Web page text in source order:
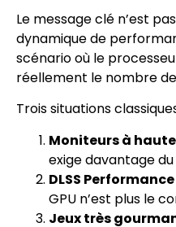
Le message clé n’est
dynamique de
scénario où le
réellement le nombre
Trois situations
Moniteurs à
exige davantage du
DLSS
GPU n’est plus le
Jeux très